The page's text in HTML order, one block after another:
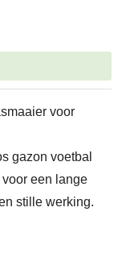
voor
gazon voetbal
een lange
stille werking.